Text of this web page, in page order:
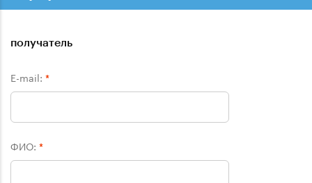
получатель
E-mail: *
ФИО: *